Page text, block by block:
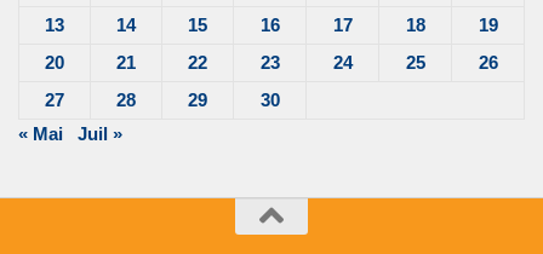
13
14 15 16 17 18
19
20
21 22 23 24 25
26
27
28 29
30
« Mai
Juil »